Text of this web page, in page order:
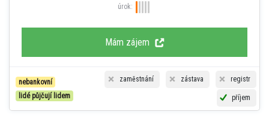
úrok:
Mám zájem
nebankovní
lidé půjčují lidem
registr
zástava
zaměstnání
příjem